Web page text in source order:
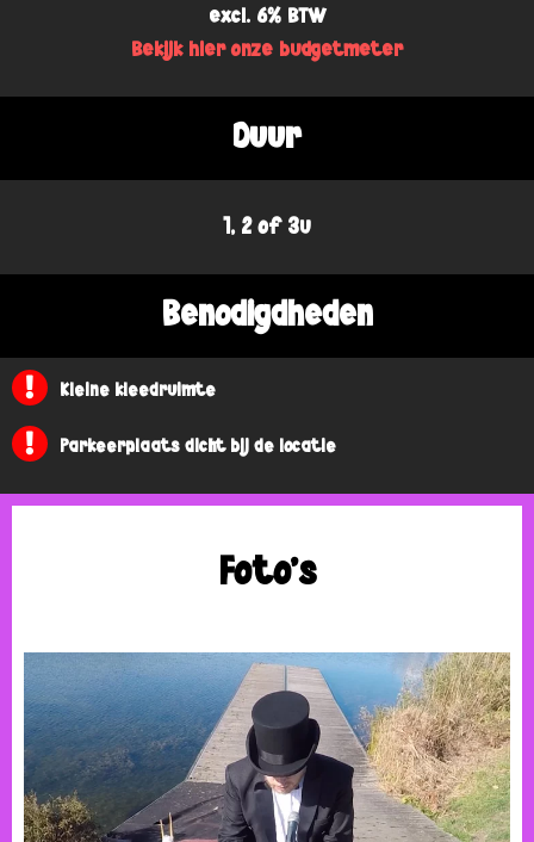
excl. 6% BTW
Bekijk hier onze budgetmeter
Duur
1, 2 of 3u
Benodigdheden
Kleine kleedruimte
Parkeerplaats dicht bij de locatie
Foto's